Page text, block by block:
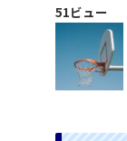
51ビュー